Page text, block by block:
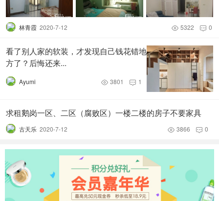
林青霞 2020-7-12  0
 5322
看了别人家的软装，才发现自己钱花错地
方了？后悔还来...
Ayumi  1
 3801
求租鹅岗一区、二区（腐败区）一楼二楼的房子不要家具
古天乐 2020-7-12  0
 3866